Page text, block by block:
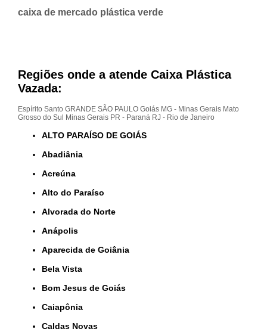
caixa de mercado plástica verde
Regiões onde a atende Caixa Plástica
Vazada:
Espírito Santo GRANDE SÃO PAULO Goiás MG - Minas Gerais Mato
Grosso do Sul
Minas Gerais PR - Paraná RJ - Rio de Janeiro
ALTO PARAÍSO DE GOIÁS
Abadiânia
Acreúna
Alto do Paraíso
Alvorada do Norte
Anápolis
Aparecida de Goiânia
Bela Vista
Bom Jesus de Goiás
Caiapônia
Caldas Novas